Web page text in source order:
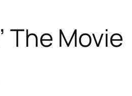
The Movie